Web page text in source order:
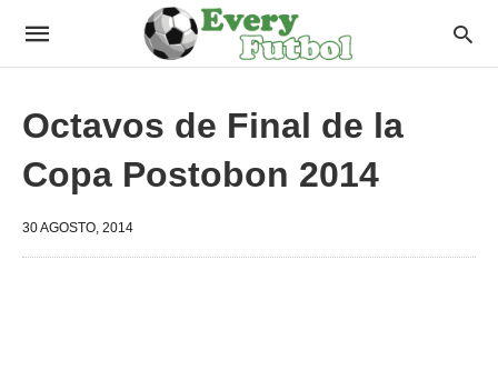
Octavos de Final de la
Copa Postobon 2014
30 AGOSTO, 2014